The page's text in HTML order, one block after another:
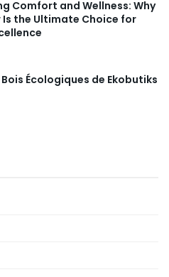
Comfort and Wellness: Why
Is the Ultimate Choice for
Écologiques de Ekobutiks